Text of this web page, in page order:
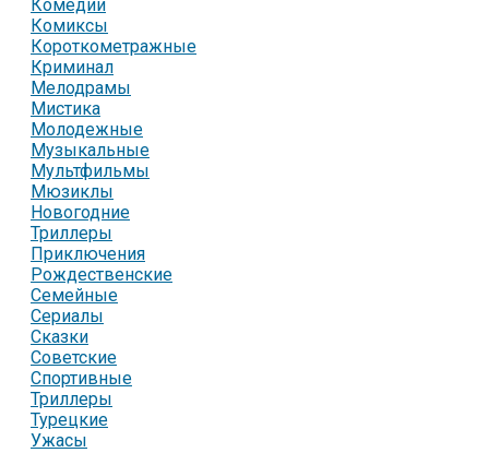
Комедии
Комиксы
Короткометражные
Криминал
Мелодрамы
Мистика
Молодежные
Музыкальные
Мультфильмы
Мюзиклы
Новогодние
Триллеры
Приключения
Рождественские
Семейные
Сериалы
Сказки
Советские
Спортивные
Триллеры
Турецкие
Ужасы